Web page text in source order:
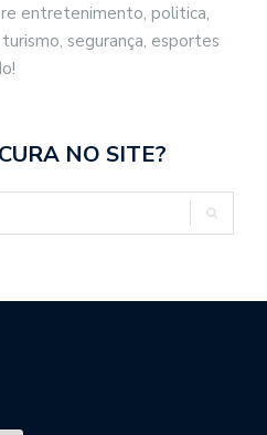
entretenimento, politica,
segurança, esportes
NO SITE?